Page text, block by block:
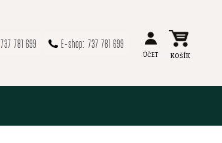
737 781 699
737 781 699